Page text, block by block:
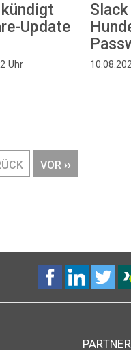
Update
Uhr
NÄCHSTE
VOR ››